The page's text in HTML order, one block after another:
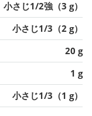
小さじ1/2強（3 g）
小さじ1/3（2 g）
20 g
1 g
小さじ1/3（1 g）